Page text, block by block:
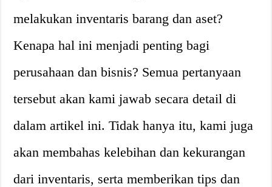
melakukan inventaris barang dan aset?
Kenapa hal ini menjadi penting bagi
perusahaan dan bisnis? Semua pertanyaan
tersebut akan kami jawab secara detail di
dalam artikel ini. Tidak hanya itu, kami juga
akan membahas kelebihan dan kekurangan
dari inventaris, serta memberikan tips dan